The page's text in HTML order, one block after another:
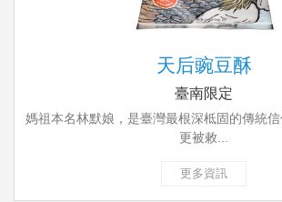
天后豌豆酥
臺南限定
媽祖本名林默娘，是臺灣最根深柢固的傳統
更被敕...
更多資訊